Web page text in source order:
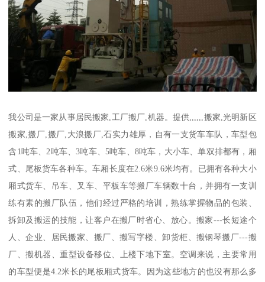
我公司是一家从事居民搬家,工厂搬厂,机器。提供,,,,,,搬家,光明新区
搬家,搬厂,搬厂,大浪搬厂,石实力雄厚，自有一支货车车队，车型包
含1吨车、2吨车、3吨车、5吨车、8吨车，大小车、单双排都有，厢
式、尾板货车各种车。车厢长度在2.6米9.6米均有。已拥有各种大小
厢式货车、吊车、叉车、平板车等搬厂车辆数十台，并拥有一支训
练有素的搬厂队伍，他们经过严格的培训，熟练掌握物品的包装、
拆卸及搬运的技能，让客户在搬厂时省心、放心。搬家---长短途个
人、企业、居民搬家、搬厂、搬写字楼、卸货柜、搬钢琴搬厂---搬
厂、搬机器、重型设备移位、上楼下地下室。空调来说，主要常用
的车型便是4.2米长的尾板厢式货车。因为这些地方的也没有那么多